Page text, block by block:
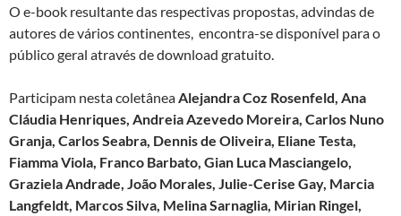
O e-book resultante das respectivas propostas, advindas de
autores de vários continentes, encontra-se disponível para o
público geral através de download gratuito.
Participam nesta coletânea Alejandra Coz Rosenfeld, Ana
Cláudia Henriques, Andreia Azevedo Moreira, Carlos Nuno
Granja, Carlos Seabra, Dennis de Oliveira, Eliane Testa,
Fiamma Viola, Franco Barbato, Gian Luca Masciangelo,
Graziela Andrade, João Morales, Julie-Cerise Gay, Marcia
Langfeldt, Marcos Silva, Melina Sarnaglia, Mirian Ringel,